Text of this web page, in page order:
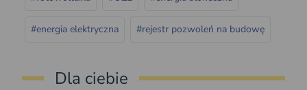
#energia elektryczna #rejestr pozwoleń na budowę
Dla ciebie